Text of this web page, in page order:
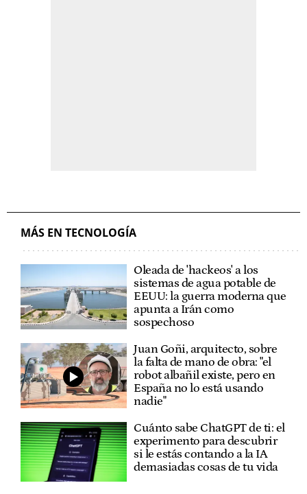
MÁS EN TECNOLOGÍA
Oleada de 'hackeos' a los
sistemas de agua potable de
EEUU: la guerra moderna que
apunta a Irán como
sospechoso
Juan Goñi, arquitecto, sobre
la falta de mano de obra: "el
robot albañil existe, pero en
España no lo está usando
nadie"
Cuánto sabe ChatGPT de ti: el
experimento para descubrir
si le estás contando a la IA
demasiadas cosas de tu vida